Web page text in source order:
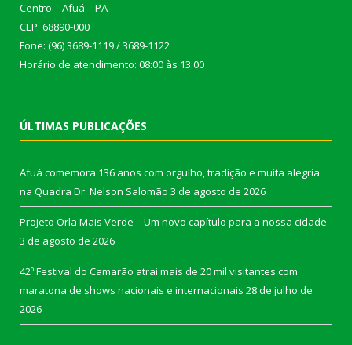
Centro – Afuá – PA
CEP: 68890-000
Fone: (96) 3689-1119 / 3689-1122
Horário de atendimento: 08:00 às 13:00
ÚLTIMAS PUBLICAÇÕES
Afuá comemora 136 anos com orgulho, tradição e muita alegria
na Quadra Dr. Nelson Salomão 3 de agosto de 2026
Projeto Orla Mais Verde – Um novo capítulo para a nossa cidade
3 de agosto de 2026
42º Festival do Camarão atrai mais de 20 mil visitantes com
maratona de shows nacionais e internacionais 28 de julho de
2026